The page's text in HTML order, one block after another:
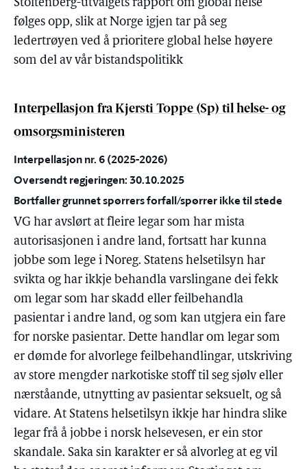
Stoltenberg-utvalgets rapport om global helse
følges opp, slik at Norge igjen tar på seg
ledertrøyen ved å prioritere global helse høyere
som del av vår bistandspolitikk
Interpellasjon fra Kjersti Toppe (Sp) til helse- og
omsorgsministeren
Interpellasjon nr. 6 (2025-2026)
Oversendt regjeringen: 30.10.2025
Bortfaller grunnet spørrers forfall/spørrer ikke til stede
VG har avslørt at fleire legar som har mista
autorisasjonen i andre land, fortsatt har kunna
jobbe som lege i Noreg. Statens helsetilsyn har
svikta og har ikkje behandla varslingane dei fekk
om legar som har skadd eller feilbehandla
pasientar i andre land, og som kan utgjera ein fare
for norske pasientar. Dette handlar om legar som
er dømde for alvorlege feilbehandlingar, utskriving
av store mengder narkotiske stoff til seg sjølv eller
nærståande, utnytting av pasientar seksuelt, og så
vidare. At Statens helsetilsyn ikkje har hindra slike
legar frå å jobbe i norsk helsevesen, er ein stor
skandale. Saka sin karakter er så alvorleg at eg vil